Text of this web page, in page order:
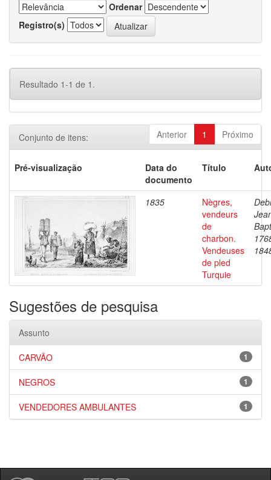
Ordenar
Registro(s)
Resultado 1-1 de 1.
Anterior 1 Próximo
Conjunto de itens:
Pré-visualização
Data do
documento
Título
1835
Nègres,
vendeurs
de
charbon.
Vendeuses
de pled
Turquie
Sugestões de pesquisa
Assunto
1
CARVÃO
1
NEGROS
1
VENDEDORES AMBULANTES